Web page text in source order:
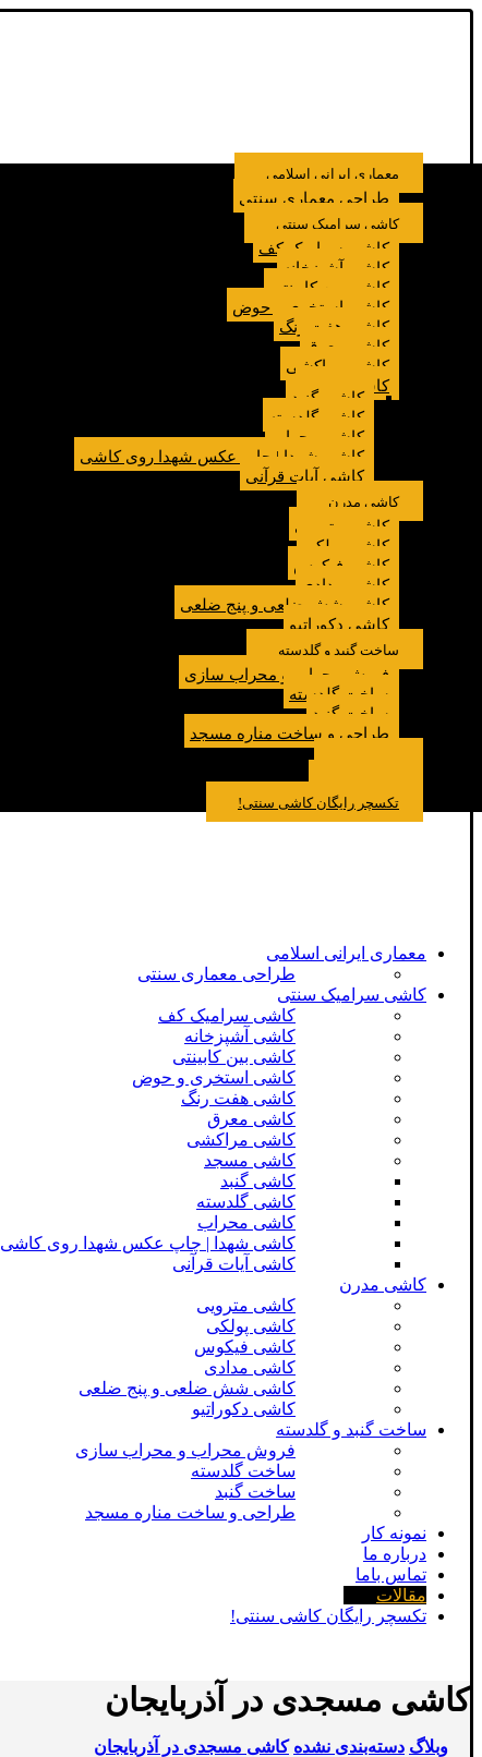
معماری ایرانی اسلامی
طراحی معماری سنتی
کاشی سرامیک سنتی
کاشی سرامیک کف
کاشی آشپزخانه
کاشی بین کابینتی
کاشی استخری و حوض
کاشی هفت رنگ
کاشی معرق
کاشی مراکشی
کاشی مسجد
کاشی گنبد
کاشی گلدسته
کاشی محراب
کاشی شهدا | چاپ عکس شهدا روی کاشی
کاشی آیات قرآنی
کاشی مدرن
کاشی مترویی
کاشی پولکی
کاشی فیکوس
کاشی مدادی
کاشی شش ضلعی و پنج ضلعی
کاشی دکوراتیو
ساخت گنبد و گلدسته
فروش محراب و محراب سازی
ساخت گلدسته
ساخت گنبد
طراحی و ساخت مناره مسجد
تکسچر رایگان کاشی سنتی!
معماری ایرانی اسلامی
طراحی معماری سنتی
کاشی سرامیک سنتی
کاشی سرامیک کف
کاشی آشپزخانه
کاشی بین کابینتی
کاشی استخری و حوض
کاشی هفت رنگ
کاشی معرق
کاشی مراکشی
کاشی مسجد
کاشی گنبد
کاشی گلدسته
کاشی محراب
کاشی شهدا | چاپ عکس شهدا روی کاشی
کاشی آیات قرآنی
کاشی مدرن
کاشی مترویی
کاشی پولکی
کاشی فیکوس
کاشی مدادی
کاشی شش ضلعی و پنج ضلعی
کاشی دکوراتیو
ساخت گنبد و گلدسته
فروش محراب و محراب سازی
ساخت گلدسته
ساخت گنبد
طراحی و ساخت مناره مسجد
نمونه کار
درباره ما
تماس باما
مقالات
تکسچر رایگان کاشی سنتی!
کاشی مسجدی در آذربایجان
وبلاگ دسته‌بندی نشده کاشی مسجدی در آذربایجان